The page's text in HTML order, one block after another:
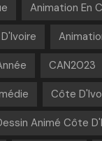
Animation En
CAN2023
Côte
Animé Côte